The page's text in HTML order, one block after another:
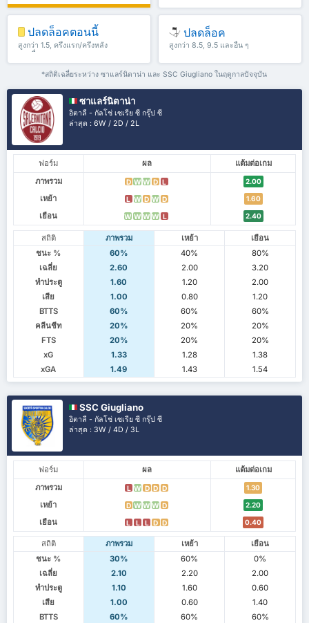
ปลดล็อคตอนนี้
สูงกว่า 1.5, ครึ่งแรก/ครึ่งหลัง
และอื่น ๆ
ปลดล็อค
สูงกว่า 8.5, 9.5 และอื่น ๆ
*สถิติเฉลี่ยระหว่าง ซาแลร์นิตาน่า และ SSC Giugliano ในฤดูกาลปัจจุบัน
ซาแลร์นิตาน่า
อิตาลี - กัลโช่ เซเรีย ซี กรุ๊ป ซี
ล่าสุด : 6W / 2D / 2L
ฟอร์ม ผล
แต้มต่อเกม
ภาพรวม
D W W D L 2.00
เหย้า L W D W D 1.60
เยือน W W W W L 2.40
สถิติ ภาพรวม เหย้า
เยือน
ชนะ %
60% 40%
80%
เฉลี่ย
2.60 2.00
3.20
ทำประตู
1.60 1.20
2.00
เสีย
1.00 0.80
1.20
BTTS
60% 60%
60%
คลีนชีท
20% 20%
20%
FTS
20% 20%
20%
xG
1.33 1.28
1.38
xGA
1.49 1.43 1.54
SSC Giugliano
อิตาลี - กัลโช่ เซเรีย ซี กรุ๊ป ซี
ล่าสุด : 3W / 4D / 3L
ฟอร์ม ผล
แต้มต่อเกม
ภาพรวม
L W D D D 1.30
เหย้า D W W W D 2.20
เยือน L L L D D 0.40
สถิติ ภาพรวม เหย้า
เยือน
ชนะ %
30% 60%
0%
เฉลี่ย
2.10 2.20
2.00
ทำประตู
1.10 1.60
0.60
เสีย
1.00 0.60
1.40
BTTS
60% 60%
60%